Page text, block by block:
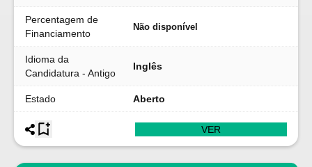
Percentagem de
Financiamento
Não disponível
Idioma da
Candidatura - Antigo
Inglês
Estado Aberto
VER